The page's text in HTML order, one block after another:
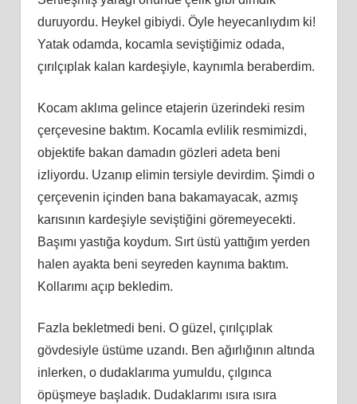
duruyordu. Heykel gibiydi. Öyle heyecanlıydım ki!
Yatak odamda, kocamla seviştiğimiz odada,
çırılçıplak kalan kardeşiyle, kaynımla beraberdim.
Kocam aklıma gelince etajerin üzerindeki resim
çerçevesine baktım. Kocamla evlilik resmimizdi,
objektife bakan damadın gözleri adeta beni
izliyordu. Uzanıp elimin tersiyle devirdim. Şimdi o
çerçevenin içinden bana bakamayacak, azmış
karısının kardeşiyle seviştiğini göremeyecekti.
Başımı yastığa koydum. Sırt üstü yattığım yerden
halen ayakta beni seyreden kaynıma baktım.
Kollarımı açıp bekledim.
Fazla bekletmedi beni. O güzel, çırılçıplak
gövdesiyle üstüme uzandı. Ben ağırlığının altında
inlerken, o dudaklarıma yumuldu, çılgınca
öpüşmeye başladık. Dudaklarımı ısıra ısıra